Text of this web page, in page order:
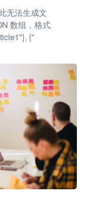
无法生成文
数组，格式
{"